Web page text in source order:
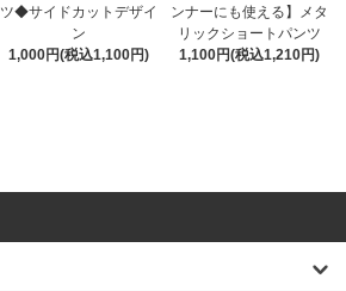
ツ◆サイドカットデザイ
ン
1,000円(税込1,100円)
ンナーにも使える】メタ
リックショートパンツ
1,100円(税込1,210円)